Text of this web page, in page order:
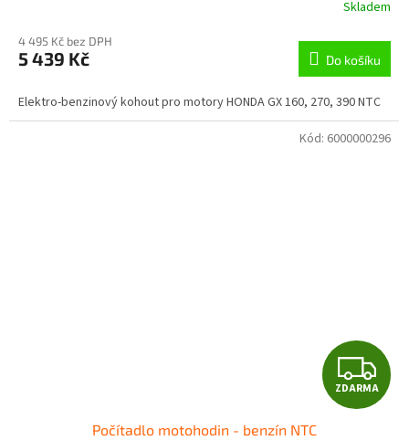
M
A
Skladem
4 495 Kč bez DPH
5 439 Kč Do košíku
Elektro-benzinový kohout pro motory HONDA GX 160, 270, 390 NTC
Z
D
ZDARMA
Počítadlo motohodin - benzín NTC
Kód: 6000000296